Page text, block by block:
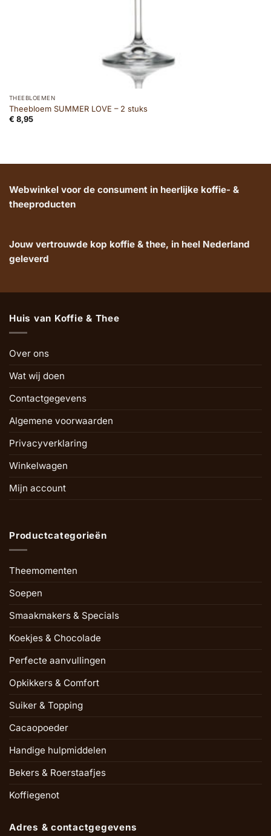
THEEBLOEMEN
Theebloem SUMMER LOVE – 2 stuks
€ 8,95
Webwinkel voor de consument in heerlijke koffie- &
theeproducten
Jouw vertrouwde kop koffie & thee, in heel Nederland
geleverd
Huis van Koffie & Thee
Over ons
Wat wij doen
Contactgegevens
Algemene voorwaarden
Privacyverklaring
Winkelwagen
Mijn account
Productcategorieën
Theemomenten
Soepen
Smaakmakers & Specials
Koekjes & Chocolade
Perfecte aanvullingen
Opkikkers & Comfort
Suiker & Topping
Cacaopoeder
Handige hulpmiddelen
Bekers & Roerstaafjes
Koffiegenot
Adres & contactgegevens